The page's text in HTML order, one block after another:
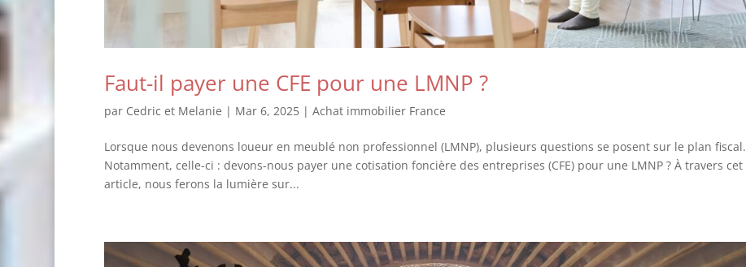
Faut-il payer une CFE pour une LMNP ?
par Cedric et Melanie | Mar 6, 2025| Achat immobilier France
Lorsque nous devenons loueur en meublé non professionnel (LMNP), plusieurs questions se posent sur le plan fiscal.
Notamment, celle-ci : devons-nous payer une cotisation foncière des entreprises (CFE) pour une LMNP ? À travers cet
article, nous ferons la lumière sur...